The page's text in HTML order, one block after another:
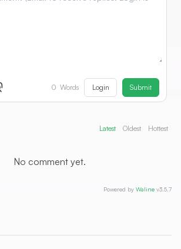
0 Words Login Submit
Latest Oldest Hottest
No comment yet.
Powered by Waline v3.5.7